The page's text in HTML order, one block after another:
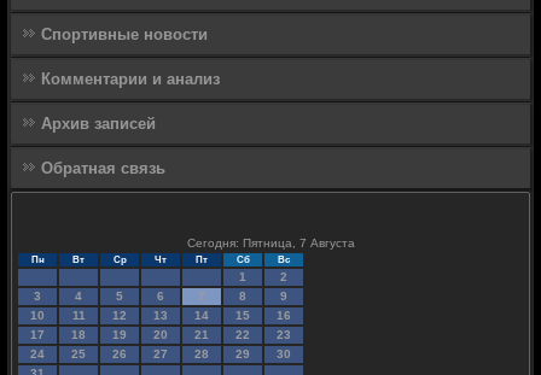
Спортивные новости
Комментарии и анализ
Архив записей
Обратная связь
Сегодня: Пятница, 7 Августа
Пн Вт Ср Чт Пт Сб Вс
1
2
3
4 5 6 7 8
9
10
11 12 13 14 15
16
17
18 19 20 21 22
23
24
25 26 27 28 29
30